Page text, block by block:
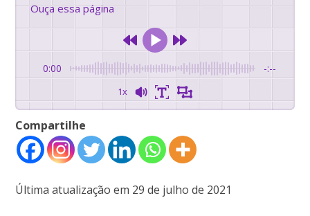
Ouça essa página
0:00 -:--
1x
Compartilhe
Última atualização em 29 de julho de 2021